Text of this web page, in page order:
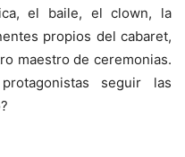
el baile, el clown, la
propios del cabaret,
maestro de ceremonias.
seguir las